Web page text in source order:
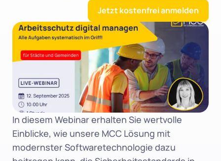
Jetzt kostenfrei anmelden
In diesem Webinar erhalten Sie wertvolle
Einblicke, wie unsere MCC Lösung mit
modernster Softwaretechnologie dazu